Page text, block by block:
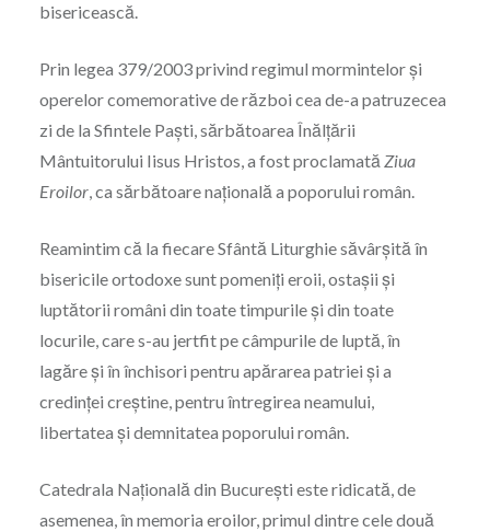
bisericească.
Prin legea 379/2003 privind regimul mormintelor şi
operelor comemorative de război cea de-a patruzecea
zi de la Sfintele Paşti, sărbătoarea Înălţării
Mântuitorului Iisus Hristos, a fost proclamată Ziua
Eroilor, ca sărbătoare naţională a poporului român.
Reamintim că la fiecare Sfântă Liturghie săvârșită în
bisericile ortodoxe sunt pomeniţi eroii, ostaşii şi
luptătorii români din toate timpurile şi din toate
locurile, care s-au jertfit pe câmpurile de luptă, în
lagăre şi în închisori pentru apărarea patriei şi a
credinţei creștine, pentru întregirea neamului,
libertatea şi demnitatea poporului român.
Catedrala Națională din București este ridicată, de
asemenea, în memoria eroilor, primul dintre cele două